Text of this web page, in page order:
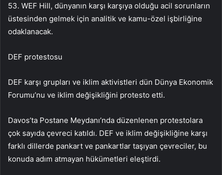
53. WEF Hill, dünyanın karşı karşıya olduğu acil sorunların
üstesinden gelmek için analitik ve kamu-özel işbirliğine
odaklanacak.
DEF protestosu
DEF karşı grupları ve iklim aktivistleri dün Dünya Ekonomik
Forumu’nu ve iklim değişikliğini protesto etti.
Davos’ta Postane Meydanı’nda düzenlenen protestolara
çok sayıda çevreci katıldı. DEF ve iklim değişikliğine karşı
farklı dillerde pankart ve pankartlar taşıyan çevreciler, bu
konuda adım atmayan hükümetleri eleştirdi.